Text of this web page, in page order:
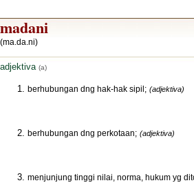
madani
(ma.da.ni)
adjektiva (a)
berhubungan dng hak-hak sipil; (adjektiva)
berhubungan dng perkotaan; (adjektiva)
menjunjung tinggi nilai, norma, hukum yg